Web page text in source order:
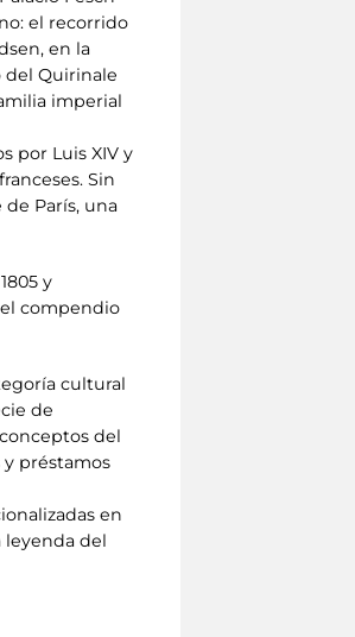
el recorrido
en la
del Quirinale
imperial
por Luis XIV y
Sin
París, una
y
el compendio
cultural
de
del
préstamos
en
del